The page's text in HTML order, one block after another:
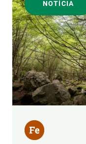
NOTÍCIA